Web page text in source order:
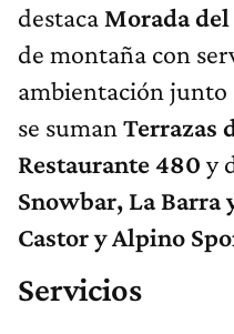
destaca Morada
de montaña con
ambientación junto
se suman Terrazas
Restaurante 480 y
Snowbar, La Barra
Castor y Alpino
Servicios